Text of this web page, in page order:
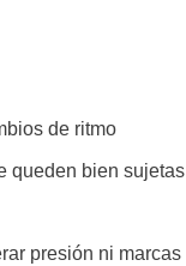
de ritmo
queden bien sujetas
presión ni marcas